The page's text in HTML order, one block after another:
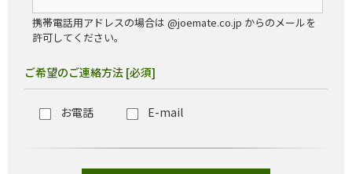
携帯電話用アドレスの場合は @joemate.co.jp からのメールを
許可してください。
ご希望のご連絡方法 [必須]
お電話 E-mail